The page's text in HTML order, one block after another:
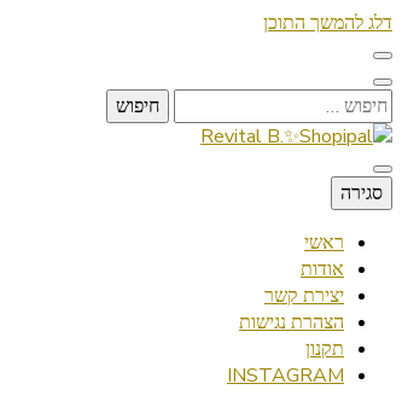
דלג להמשך התוכן
חיפוש:
Revital B.✨Shopipal
Lifestyle ✦ Beauty ✦ Vegan ✦ Travel
סגירה
ראשי
אודות
יצירת קשר
הצהרת נגישות
תקנון
INSTAGRAM